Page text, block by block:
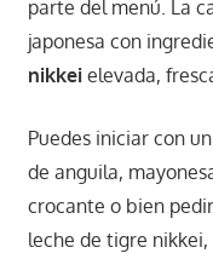
parte del menú. La
japonesa con
nikkeielevada,
Puedes iniciar con un
de anguila,
crocante o bien
leche de tigre